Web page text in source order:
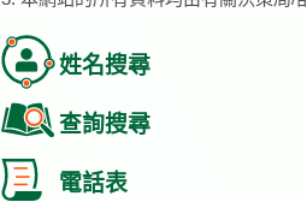
姓名搜尋
查詢搜尋
電話表